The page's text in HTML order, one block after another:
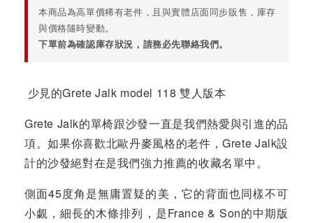
本商品為高單價稀有老件，且與實體店面同步販售，庫存
與價格隨時變動。
下單前為確認庫存狀況，請務必先聯絡我們。
少見的Grete Jalk model 118 雙人版本
Grete Jalk的單椅跟沙發一直是我們熱愛與引進的品
項。如果你喜歡北歐丹麥風格的老件，Grete Jalk設
計的沙發絕對在是我們強力推薦的收藏名單中。
側面45度角是無庸置疑的美，它的背面也同樣不可
小覷，細長的木條排列，是France & Son的中期版